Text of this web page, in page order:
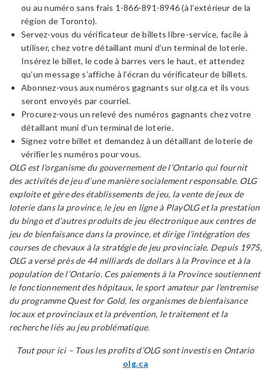
ou au numéro sans frais 1-866-891-8946 (à l’extérieur de la
région de Toronto).
Servez-vous du vérificateur de billets libre-service, facile à
utiliser, chez votre détaillant muni d’un terminal de loterie.
Insérez le billet, le code à barres vers le haut, et attendez
qu’un message s’affiche à l’écran du vérificateur de billets.
Abonnez-vous aux numéros gagnants sur olg.ca et ils vous
seront envoyés par courriel.
Procurez-vous un relevé des numéros gagnants chez votre
détaillant muni d’un terminal de loterie.
Signez votre billet et demandez à un détaillant de loterie de
vérifier les numéros pour vous.
OLG est l’organisme du gouvernement de l’Ontario qui fournit
des activités de jeu d’une manière socialement responsable. OLG
exploite et gère des établissements de jeu, la vente de jeux de
loterie dans la province, le jeu en ligne à PlayOLG et la prestation
du bingo et d’autres produits de jeu électronique aux centres de
jeu de bienfaisance dans la province, et dirige l’intégration des
courses de chevaux à la stratégie de jeu provinciale. Depuis 1975,
OLG a versé près de 44 milliards de dollars à la Province et à la
population de l’Ontario. Ces paiements à la Province soutiennent
le fonctionnement des hôpitaux, le sport amateur par l’entremise
du programme Quest for Gold, les organismes de bienfaisance
locaux et provinciaux et la prévention, le traitement et la
recherche liés au jeu problématique.
Tout pour ici – Tous les profits d’OLG sont investis en Ontario
olg.ca